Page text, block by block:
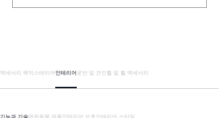
액세서리 팩익스테리어인테리어운반 및 견인휠 및 휠 액세서리
기능과 기술애완동물 제품인테리어 보호인테리어 스타일